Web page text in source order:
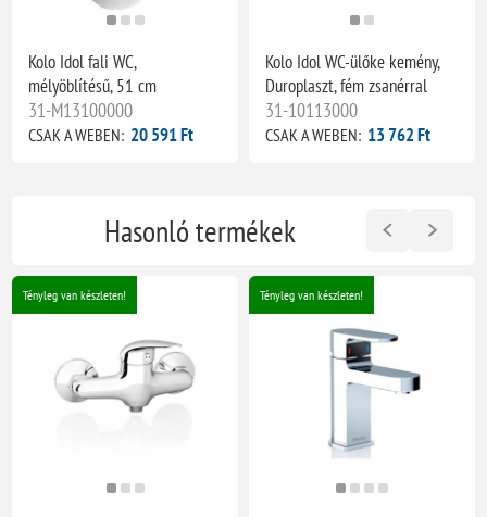
Kolo Idol fali WC,
mélyöblítésű, 51 cm
31-M13100000
CSAK A WEBEN: 20 591 Ft
Kolo Idol WC-ülőke kemény,
Duroplaszt, fém zsanérral
31-10113000
CSAK A WEBEN: 13 762 Ft
Hasonló termékek
Tényleg van készleten! Tényleg van készleten!